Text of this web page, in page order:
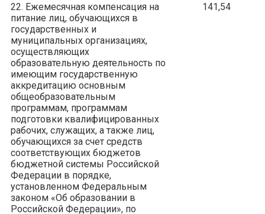
22. Ежемесячная компенсация на
питание лиц, обучающихся в
государственных и
муниципальных организациях,
осуществляющих
образовательную деятельность по
имеющим государственную
аккредитацию основным
общеобразовательным
программам, программам
подготовки квалифицированных
рабочих, служащих, а также лиц,
обучающихся за счет средств
соответствующих бюджетов
бюджетной системы Российской
Федерации в порядке,
установленном Федеральным
законом «Об образовании в
Российской Федерации», по
141,54